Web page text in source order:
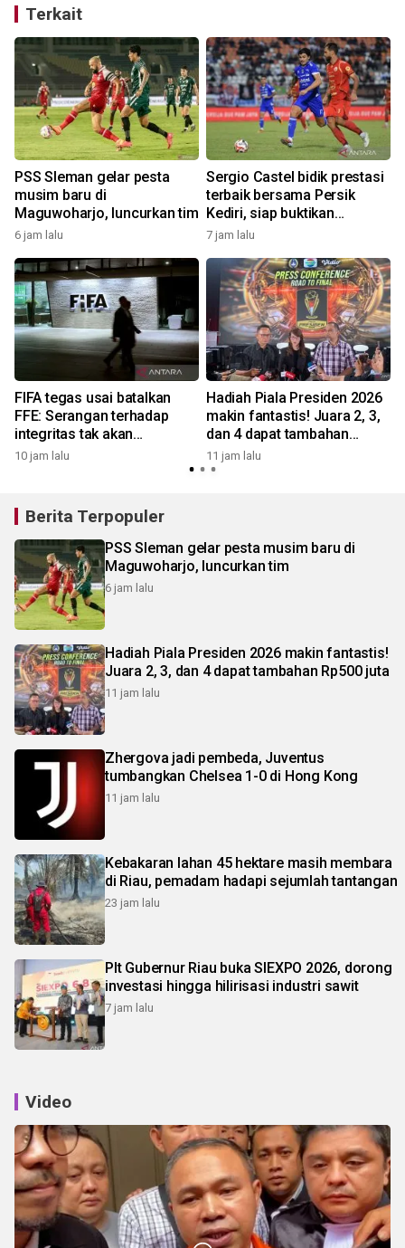
Terkait
PSS Sleman gelar pesta
musim baru di
Maguwoharjo, luncurkan tim
6 jam lalu
Sergio Castel bidik prestasi
terbaik bersama Persik
Kediri, siap buktikan
ketajaman di musim baru
7 jam lalu
FIFA tegas usai batalkan
FFE: Serangan terhadap
integritas tak akan
ditoleransi
10 jam lalu
Hadiah Piala Presiden 2026
makin fantastis! Juara 2, 3,
dan 4 dapat tambahan
Rp500 juta
11 jam lalu
Berita Terpopuler
PSS Sleman gelar pesta musim baru di
Maguwoharjo, luncurkan tim
6 jam lalu
Hadiah Piala Presiden 2026 makin fantastis!
Juara 2, 3, dan 4 dapat tambahan Rp500 juta
11 jam lalu
Zhergova jadi pembeda, Juventus
tumbangkan Chelsea 1-0 di Hong Kong
11 jam lalu
Kebakaran lahan 45 hektare masih membara
di Riau, pemadam hadapi sejumlah tantangan
23 jam lalu
Plt Gubernur Riau buka SIEXPO 2026, dorong
investasi hingga hilirisasi industri sawit
7 jam lalu
Video